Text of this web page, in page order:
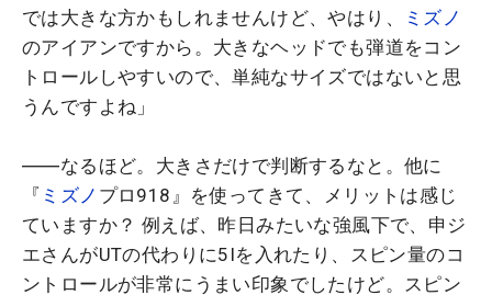
では大きな方かもしれませんけど、やはり、
ミズノ
のアイアンですから。大きなヘッドでも弾道をコン
トロールしやすいので、単純なサイズではないと思
うんですよね」
――なるほど。大きさだけで判断するなと。他に
『 ミズノ プロ918』を使ってきて、メリットは感じ
ていますか？ 例えば、昨日みたいな強風下で、申ジ
エさんがUTの代わりに5Iを入れたり、スピン量のコ
ントロールが非常にうまい印象でしたけど。スピン